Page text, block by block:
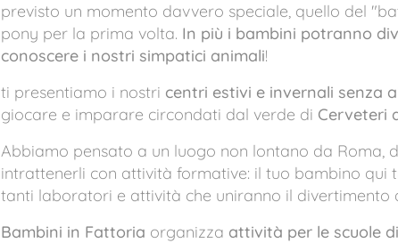
previsto un momento davvero speciale, quello del
pony per la prima volta. In più i bambini potranno
conoscere i nostri simpatici animali!
ti presentiamo i nostri centri estivi e invernali senza
giocare e imparare circondati dal verde di Cerveteri
Abbiamo pensato a un luogo non lontano da Roma,
intrattenerli con attività formative: il tuo bambino
tanti laboratori e attività che uniranno il divertimento
Bambini in Fattoria organizza attività per le scuole